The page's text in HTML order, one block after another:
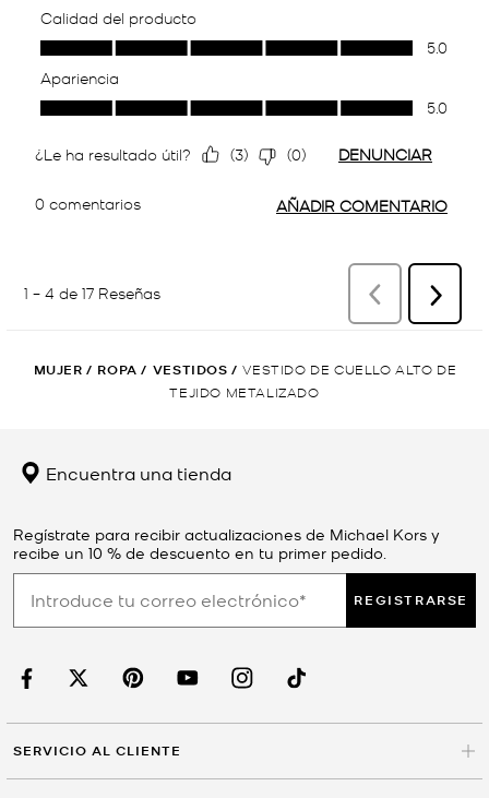
MUJER / ROPA / VESTIDOS / VESTIDO DE CUELLO ALTO DE
TEJIDO METALIZADO
Encuentra una tienda
Regístrate para recibir actualizaciones de Michael Kors y
recibe un 10 % de descuento en tu primer pedido.
REGISTRARSE
SERVICIO AL CLIENTE